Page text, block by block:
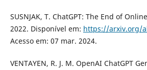
SUSNJAK, T. ChatGPT: The End of
2022. Disponível em: https://arxiv.org/
Acesso em: 07 mar. 2024.
VENTAYEN, R. J. M. OpenAI ChatGPT